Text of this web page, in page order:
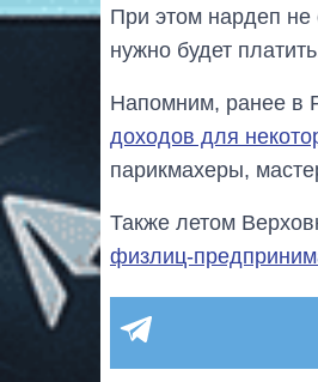
При этом нардеп не
нужно будет
Напомним, ранее в
доходов для
парикмахеры,
Также летом
физлиц-